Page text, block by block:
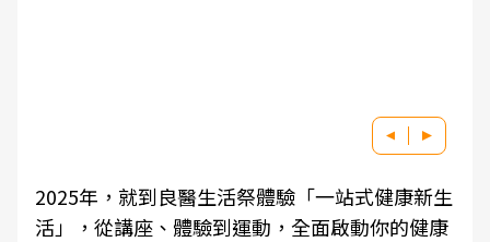
2025年，就到良醫生活祭體驗「一站式健康新生
活」，從講座、體驗到運動，全面啟動你的健康